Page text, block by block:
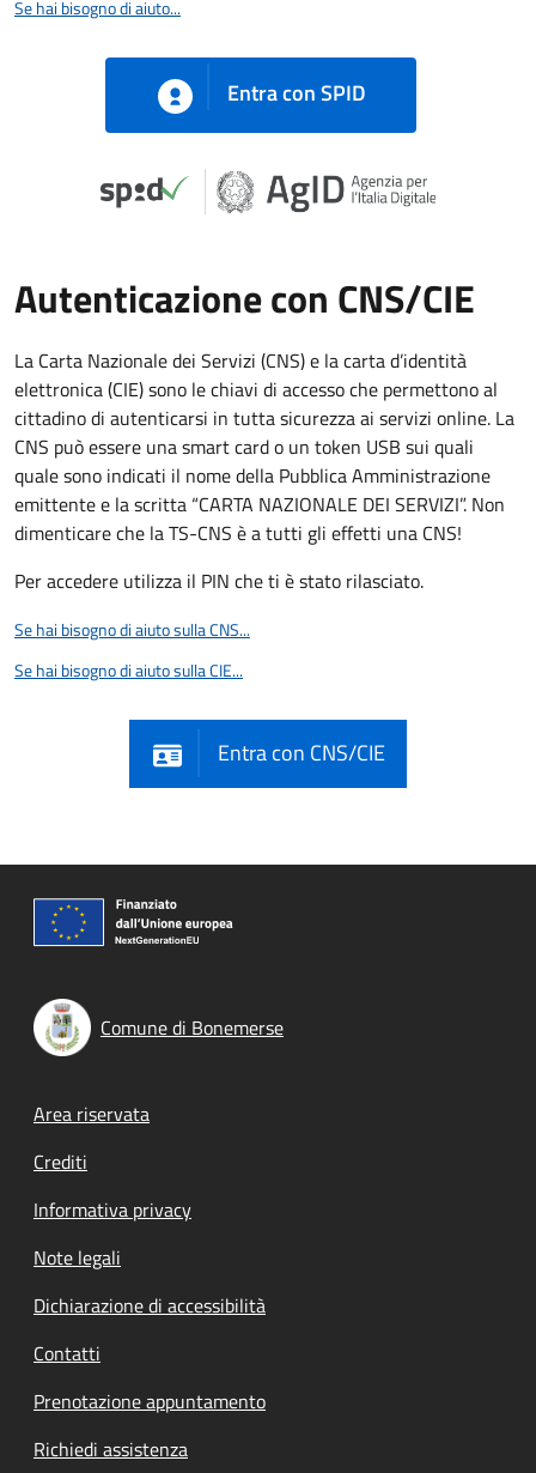
Se hai bisogno di aiuto...
Entra con SPID
Autenticazione con CNS/CIE
La Carta Nazionale dei Servizi (CNS) e la carta d’identità
elettronica (CIE) sono le chiavi di accesso che permettono al
cittadino di autenticarsi in tutta sicurezza ai servizi online. La
CNS può essere una smart card o un token USB sui quali
quale sono indicati il nome della Pubblica Amministrazione
emittente e la scritta “CARTA NAZIONALE DEI SERVIZI”. Non
dimenticare che la TS-CNS è a tutti gli effetti una CNS!
Per accedere utilizza il PIN che ti è stato rilasciato.
Se hai bisogno di aiuto sulla CNS...
Se hai bisogno di aiuto sulla CIE...
Entra con CNS/CIE
Comune di Bonemerse
Footer menu
Area riservata
Crediti
Informativa privacy
Note legali
Dichiarazione di accessibilità
Contatti
Prenotazione appuntamento
Richiedi assistenza